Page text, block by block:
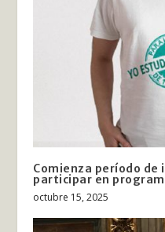
Comienza período de
participar en
octubre 15, 2025